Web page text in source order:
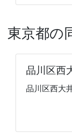
東京都の
品川区西
品川区西大